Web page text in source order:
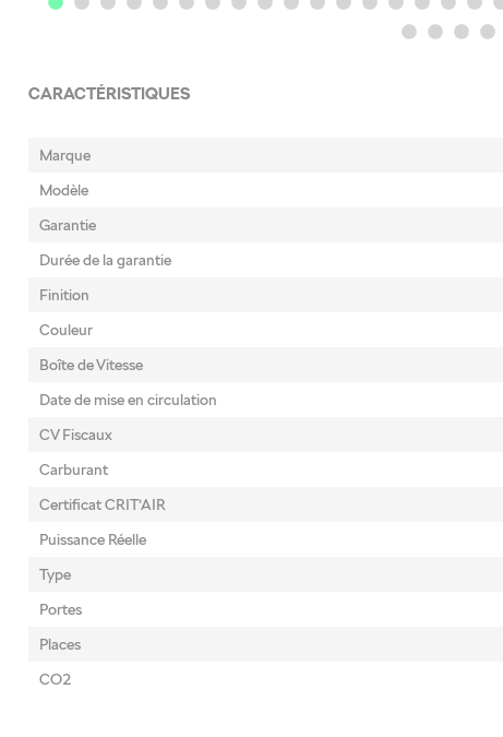
CARACTÉRISTIQUES
Marque
Modèle
Garantie
Durée de la garantie
Finition
Couleur
Boîte de Vitesse
Date de mise en circulation
CV Fiscaux
Carburant
Certificat CRIT’AIR
Puissance Réelle
Type
Portes
Places
CO2